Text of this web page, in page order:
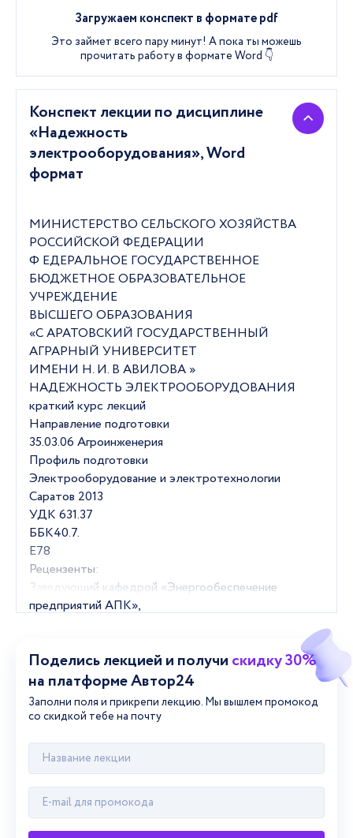
Загружаем конспект в формате pdf
Это займет всего пару минут! А пока ты можешь
прочитать работу в формате Word 👇
Конспект лекции по дисциплине
«Надежность
электрооборудования»,Word
формат
Поделись лекцией и получи скидку 30%
на платформе Автор24
Заполни поля и прикрепи лекцию. Мы вышлем промокод
со скидкой тебе на почту